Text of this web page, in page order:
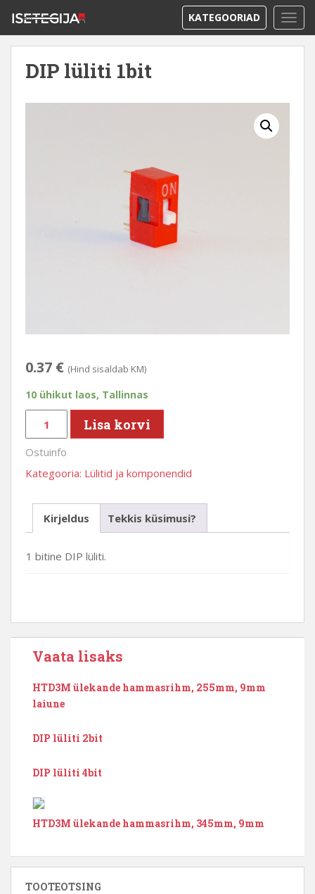
KATEGOORIAD
DIP lüliti 1bit
0.37 € (Hind sisaldab KM)
10 ühikut laos, Tallinnas
lüliti
1bit
kogus
Lisa korvi
Ostuinfo
Kategooria: Lülitid ja komponendid
Kirjeldus Tekkis küsimusi?
1 bitine DIP lüliti.
Vaata lisaks
HTD3M ülekande hammasrihm, 255mm, 9mm
laiune
DIP lüliti 2bit
DIP lüliti 4bit
HTD3M ülekande hammasrihm, 345mm, 9mm
TOOTEOTSING